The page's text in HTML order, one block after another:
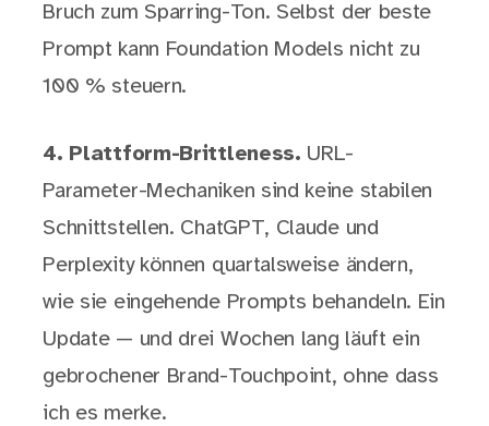
Bruch zum Sparring-Ton. Selbst der beste
Prompt kann Foundation Models nicht zu
100 % steuern.
4. Plattform-Brittleness. URL-
Parameter-Mechaniken sind keine stabilen
Schnittstellen. ChatGPT, Claude und
Perplexity können quartalsweise ändern,
wie sie eingehende Prompts behandeln. Ein
Update — und drei Wochen lang läuft ein
gebrochener Brand-Touchpoint, ohne dass
ich es merke.